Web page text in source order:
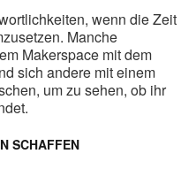
wenn die Zeit
Manche
Makerspace mit dem
sich andere mit einem
um zu sehen, ob ihr
SCHAFFEN